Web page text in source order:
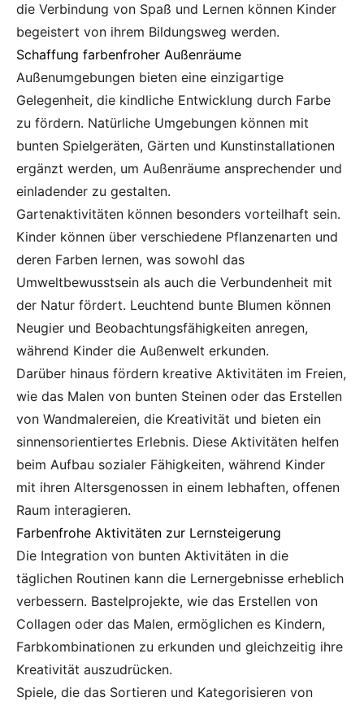
die Verbindung von Spaß und Lernen können Kinder
begeistert von ihrem Bildungsweg werden.
Schaffung farbenfroher Außenräume
Außenumgebungen bieten eine einzigartige
Gelegenheit, die kindliche Entwicklung durch Farbe
zu fördern. Natürliche Umgebungen können mit
bunten Spielgeräten, Gärten und Kunstinstallationen
ergänzt werden, um Außenräume ansprechender und
einladender zu gestalten.
Gartenaktivitäten können besonders vorteilhaft sein.
Kinder können über verschiedene Pflanzenarten und
deren Farben lernen, was sowohl das
Umweltbewusstsein als auch die Verbundenheit mit
der Natur fördert. Leuchtend bunte Blumen können
Neugier und Beobachtungsfähigkeiten anregen,
während Kinder die Außenwelt erkunden.
Darüber hinaus fördern kreative Aktivitäten im Freien,
wie das Malen von bunten Steinen oder das Erstellen
von Wandmalereien, die Kreativität und bieten ein
sinnensorientiertes Erlebnis. Diese Aktivitäten helfen
beim Aufbau sozialer Fähigkeiten, während Kinder
mit ihren Altersgenossen in einem lebhaften, offenen
Raum interagieren.
Farbenfrohe Aktivitäten zur Lernsteigerung
Die Integration von bunten Aktivitäten in die
täglichen Routinen kann die Lernergebnisse erheblich
verbessern. Bastelprojekte, wie das Erstellen von
Collagen oder das Malen, ermöglichen es Kindern,
Farbkombinationen zu erkunden und gleichzeitig ihre
Kreativität auszudrücken.
Spiele, die das Sortieren und Kategorisieren von